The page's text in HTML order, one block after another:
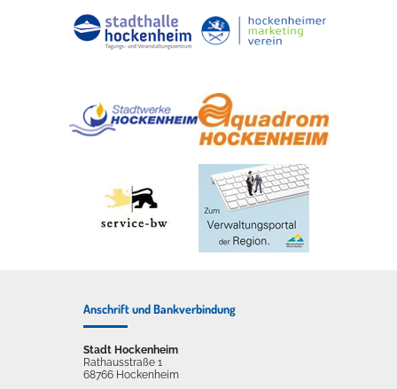
Anschrift und Bankverbindung
Stadt Hockenheim
Rathausstraße 1
68766 Hockenheim